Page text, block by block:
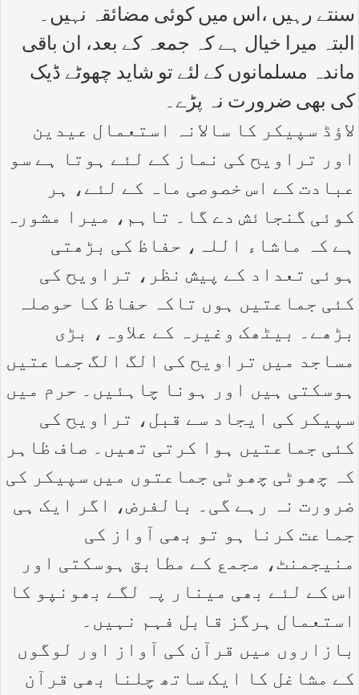
سنتے رہیں ،اس میں کوئی مضائقہ نہیں۔
البتہ میرا خیال ہے کہ جمعہ کے بعد، ان باقی
ماندہ مسلمانوں کے لئے تو شاید چھوٹے ڈیک
کی بھی ضرورت نہ پڑے۔
لاؤڈ سپیکر کا سالانہ استعمال عیدین
اور تراویح کی نماز کے لئے ہوتا ہے سو
عبادت کے اس خصوصی ماہ کے لئے، ہر
کوئی گنجائش دے گا۔ تاہم، میرا مشورہ
ہے کہ ماشاء اللہ، حفاظ کی بڑھتی
ہوئی تعداد کے پیش نظر، تراویح کی
کئی جماعتیں ہوں تاکہ حفاظ کا حوصلہ
بڑھے۔ بیٹھک وغیرہ کے علاوہ، بڑی
مساجد میں تراویح کی الگ الگ جماعتیں
ہوسکتی ہیں اور ہونا چاہئیں۔ حرم میں
سپیکر کی ایجاد سے قبل، تراویح کی
کئی جماعتیں ہوا کرتی تھیں۔ صاف ظاہر
کہ چھوٹی چھوٹی جماعتوں میں سپیکر کی
ضرورت نہ رہے گی۔ بالفرض، اگر ایک ہی
جماعت کرنا ہو تو بھی آواز کی
منیجمنٹ، مجمع کے مطابق ہوسکتی اور
اس کے لئے بھی مینار پہ لگے بھونپو کا
استعمال ہرگز قابل فہم نہیں۔
بازاروں میں قرآن کی آواز اور لوگوں
کے مشاغل کا ایک ساتھ چلنا بھی قرآن